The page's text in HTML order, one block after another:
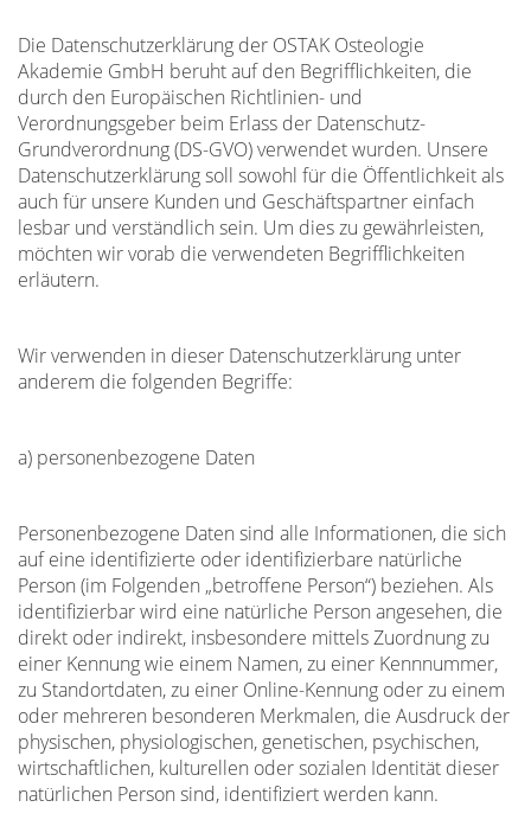
Die Datenschutzerklärung der OSTAK Osteologie
Akademie GmbH beruht auf den Begrifflichkeiten, die
durch den Europäischen Richtlinien- und
Verordnungsgeber beim Erlass der Datenschutz-
Grundverordnung (DS-GVO) verwendet wurden. Unsere
Datenschutzerklärung soll sowohl für die Öffentlichkeit als
auch für unsere Kunden und Geschäftspartner einfach
lesbar und verständlich sein. Um dies zu gewährleisten,
möchten wir vorab die verwendeten Begrifflichkeiten
erläutern.
Wir verwenden in dieser Datenschutzerklärung unter
anderem die folgenden Begriffe:
a) personenbezogene Daten
Personenbezogene Daten sind alle Informationen, die sich
auf eine identifizierte oder identifizierbare natürliche
Person (im Folgenden „betroffene Person“) beziehen. Als
identifizierbar wird eine natürliche Person angesehen, die
direkt oder indirekt, insbesondere mittels Zuordnung zu
einer Kennung wie einem Namen, zu einer Kennnummer,
zu Standortdaten, zu einer Online-Kennung oder zu einem
oder mehreren besonderen Merkmalen, die Ausdruck der
physischen, physiologischen, genetischen, psychischen,
wirtschaftlichen, kulturellen oder sozialen Identität dieser
natürlichen Person sind, identifiziert werden kann.